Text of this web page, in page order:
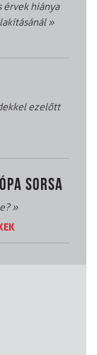
érvek hiánya
»
ezelőtt
SORSA
»